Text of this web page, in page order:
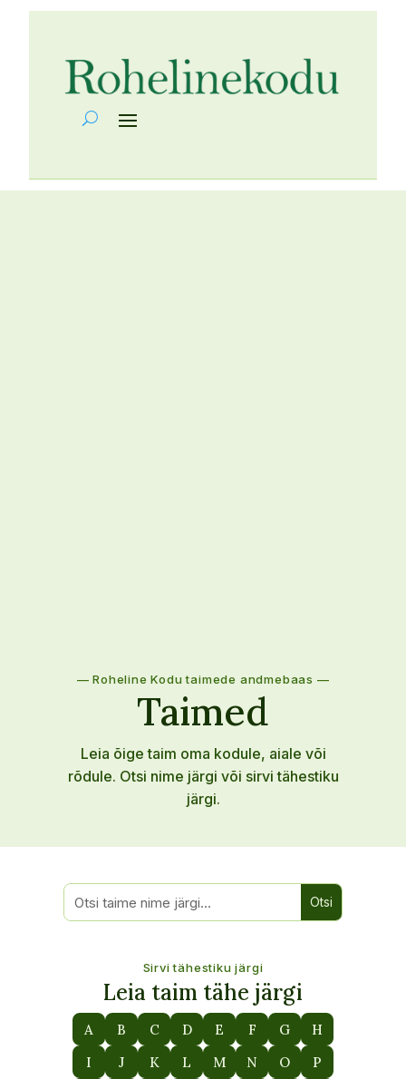
— Roheline Kodu taimede andmebaas —
Taimed
Leia õige taim oma kodule, aiale või
rõdule. Otsi nime järgi või sirvi tähestiku
järgi.
Sirvi tähestiku järgi
Leia taim tähe järgi
A B C D E F G
H
I
J K L M N O
P